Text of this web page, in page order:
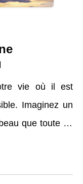
vie où il est
Imaginez un
que toute sa